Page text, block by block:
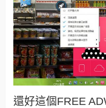
還好這個FREE